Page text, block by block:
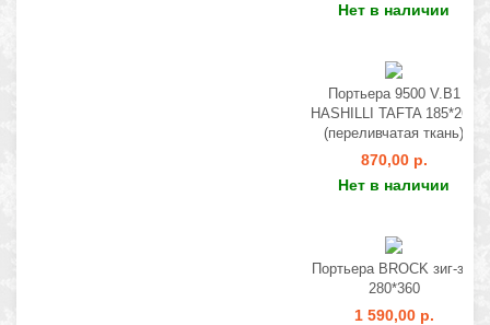
Нет в наличии
Портьера 9500 V.B1
HASHILLI TAFTA 185*260
(переливчатая ткань)
870,00 р.
Нет в наличии
Портьера BROCK зиг-заг
280*360
1 590,00 р.